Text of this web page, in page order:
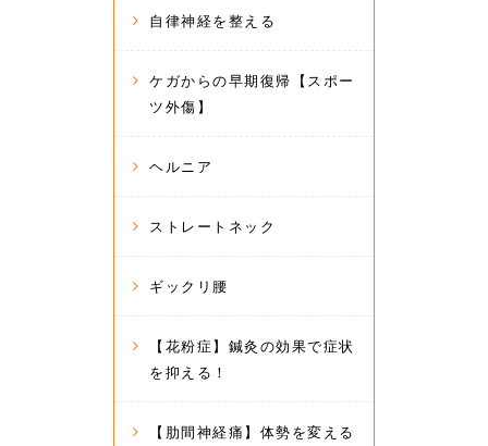
自律神経を整える
ケガからの早期復帰【スポー
ツ外傷】
ヘルニア
ストレートネック
ギックリ腰
【花粉症】鍼灸の効果で症状
を抑える！
【肋間神経痛】体勢を変える